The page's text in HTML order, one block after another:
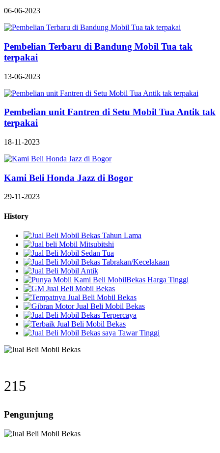
06-06-2023
Pembelian Terbaru di Bandung Mobil Tua tak
terpakai
13-06-2023
Pembelian unit Fantren di Setu Mobil Tua Antik tak
terpakai
18-11-2023
Kami Beli Honda Jazz di Bogor
29-11-2023
History
284
Pengunjung